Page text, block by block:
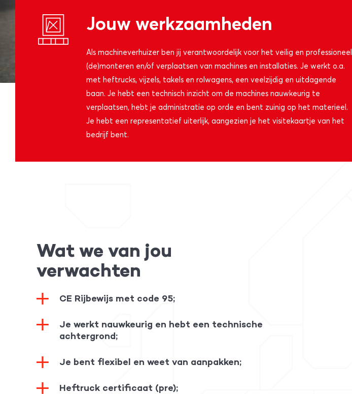
Jouw werkzaamheden
Als machineverhuizer ben jij verantwoordelijk voor het veilig en professioneel
(de)monteren en/of verplaatsen van machines en installaties. Je werkt o.a.
met heftrucks, vijzels, takels en rolwagens, een veelzijdig en uitdagende
baan. Je hebt een technisch inzicht om de machines nauwkeurig te
verplaatsen, hebt je administratie op orde en bent zuinig op het materieel.
Je hebt een representatief uiterlijk, aangezien je het visitekaartje van het
bedrijf bent.
Wat we van jou
verwachten
CE Rijbewijs met code 95;
Je werkt nauwkeurig en hebt een technische
achtergrond;
Je bent flexibel en weet van aanpakken;
Heftruck certificaat (pre);